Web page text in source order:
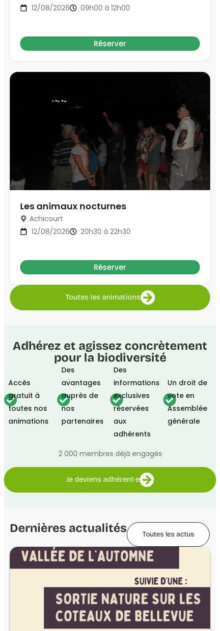
12/08/2026 09h00 à 12h00
Réserver
Les animaux nocturnes
Achicourt
12/08/2026
20h30 à 22h30
Réserver
Toutes les animations
Adhérez et agissez concrètement
pour la biodiversité
Accès
gratuit à
toutes nos
animations
Des
avantages
auprès de
nos
partenaires
Des
informations
exclusives
réservées
aux
adhérents
Un droit de
vote en
Assemblée
générale
2 000 membres déjà engagés
Je deviens adhérent·e
Dernières actualités Toutes les actus